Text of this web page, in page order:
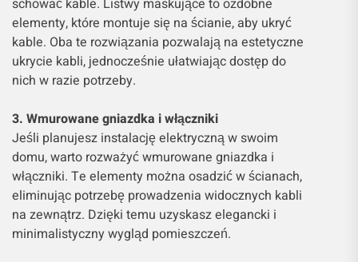
schować kable. Listwy maskujące to ozdobne
elementy, które montuje się na ścianie, aby ukryć
kable. Oba te rozwiązania pozwalają na estetyczne
ukrycie kabli, jednocześnie ułatwiając dostęp do
nich w razie potrzeby.
3. Wmurowane gniazdka i włączniki
Jeśli planujesz instalację elektryczną w swoim
domu, warto rozważyć wmurowane gniazdka i
włączniki. Te elementy można osadzić w ścianach,
eliminując potrzebę prowadzenia widocznych kabli
na zewnątrz. Dzięki temu uzyskasz elegancki i
minimalistyczny wygląd pomieszczeń.